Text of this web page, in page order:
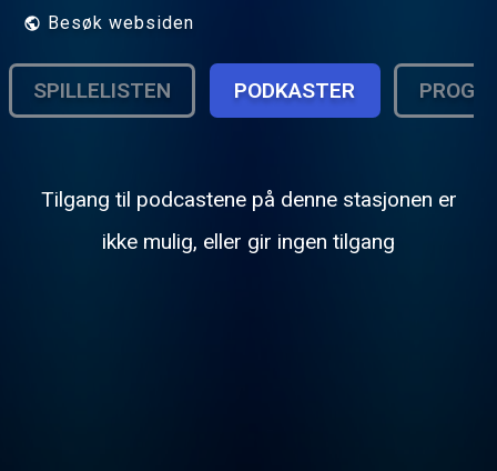
music from the 80's..
Besøk websiden
SPILLELISTEN PODKASTER
Tilgang til podcastene på denne stasjonen er
ikke mulig, eller gir ingen tilgang